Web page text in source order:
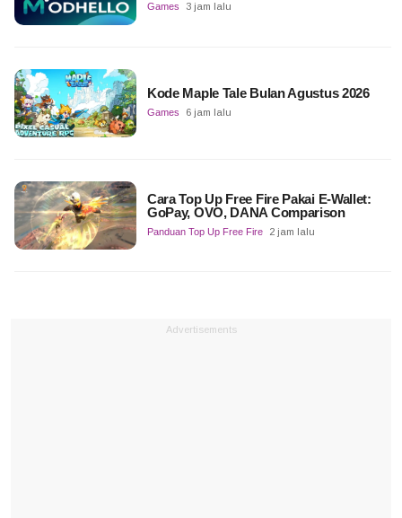
Games 3 jam lalu
Kode Maple Tale Bulan Agustus 2026
Games 6 jam lalu
Cara Top Up Free Fire Pakai E-Wallet:
GoPay, OVO, DANA Comparison
Panduan Top Up Free Fire 2 jam lalu
Advertisements